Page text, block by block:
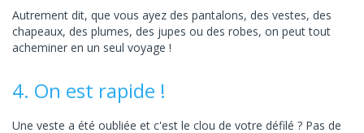
Autrement dit, que vous ayez des pantalons, des vestes, des
chapeaux, des plumes, des jupes ou des robes, on peut tout
acheminer en un seul voyage !
4. On est rapide !
Une veste a été oubliée et c'est le clou de votre défilé ? Pas de